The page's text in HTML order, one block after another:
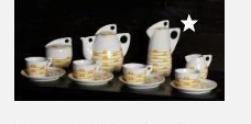
Sammlung hinzufügen
Meiner